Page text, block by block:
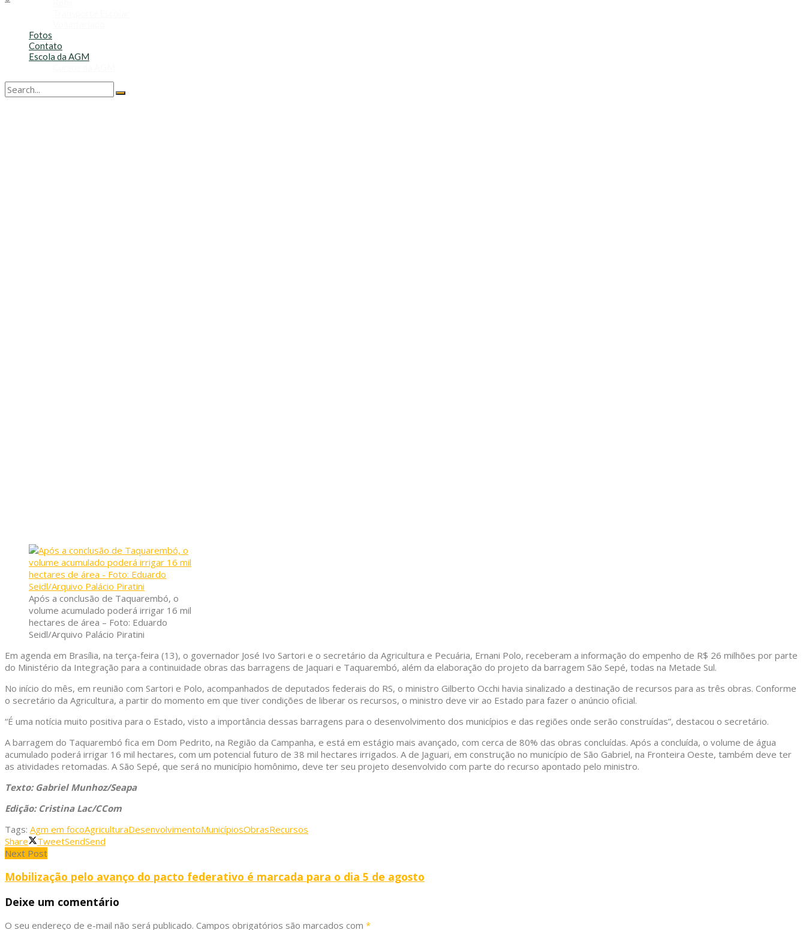
Fotos
Contato
Escola da AGM
Após a conclusão de Taquarembó, o
volume acumulado poderá irrigar 16 mil
hectares de área – Foto: Eduardo
Seidl/Arquivo Palácio Piratini
Em agenda em Brasília, na terça-feira (13), o governador José Ivo Sartori e o secretário da Agricultura e Pecuária, Ernani Polo, receberam a informação do empenho de R$ 26 milhões por parte
do Ministério da Integração para a continuidade obras das barragens de Jaquari e Taquarembó, além da elaboração do projeto da barragem São Sepé, todas na Metade Sul.
No início do mês, em reunião com Sartori e Polo, acompanhados de deputados federais do RS, o ministro Gilberto Occhi havia sinalizado a destinação de recursos para as três obras. Conforme
o secretário da Agricultura, a partir do momento em que tiver condições de liberar os recursos, o ministro deve vir ao Estado para fazer o anúncio oficial.
“É uma notícia muito positiva para o Estado, visto a importância dessas barragens para o desenvolvimento dos municípios e das regiões onde serão construídas”, destacou o secretário.
A barragem do Taquarembó fica em Dom Pedrito, na Região da Campanha, e está em estágio mais avançado, com cerca de 80% das obras concluídas. Após a concluída, o volume de água
acumulado poderá irrigar 16 mil hectares, com um potencial futuro de 38 mil hectares irrigados. A de Jaguari, em construção no município de São Gabriel, na Fronteira Oeste, também deve ter
as atividades retomadas. A São Sepé, que será no município homônimo, deve ter seu projeto desenvolvido com parte do recurso apontado pelo ministro.
Texto: Gabriel Munhoz/Seapa
Edição: Cristina Lac/CCom
Tags: Agm em focoAgriculturaDesenvolvimentoMunicípiosObrasRecursos
Share
TweetSendSend
Next Post
Mobilização pelo avanço do pacto federativo é marcada para o dia 5 de agosto
Deixe um comentário
O seu endereço de e-mail não será publicado. Campos obrigatórios são marcados com *